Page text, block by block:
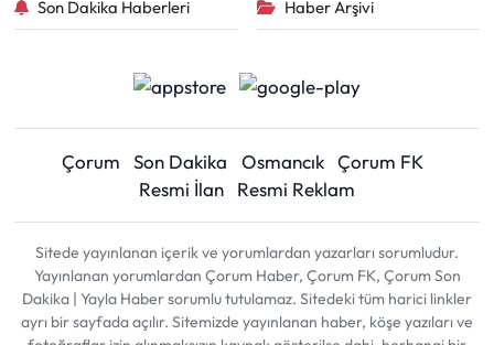
Son Dakika Haberleri Haber Arşivi
Çorum Son Dakika Osmancık Çorum FK
Resmi İlan
Resmi Reklam
Sitede yayınlanan içerik ve yorumlardan yazarları sorumludur.
Yayınlanan yorumlardan Çorum Haber, Çorum FK, Çorum Son
Dakika | Yayla Haber sorumlu tutulamaz. Sitedeki tüm harici linkler
ayrı bir sayfada açılır. Sitemizde yayınlanan haber, köşe yazıları ve